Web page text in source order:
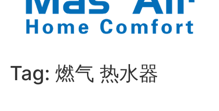
Tag: 燃气 热水器